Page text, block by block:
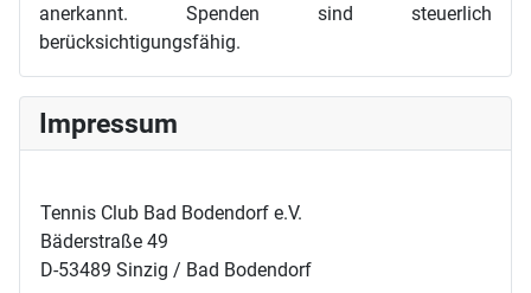
anerkannt. Spenden sind steuerlich
berücksichtigungsfähig.
Impressum
Tennis Club Bad Bodendorf e.V.
Bäderstraße 49
D-53489 Sinzig / Bad Bodendorf